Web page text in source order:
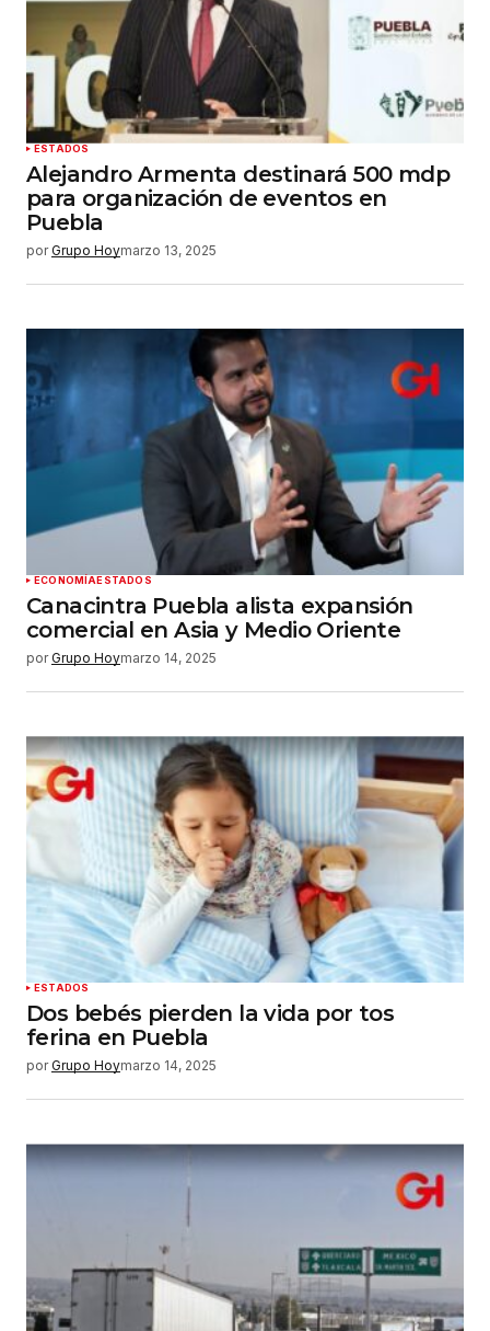
ESTADOS
Alejandro Armenta destinará 500 mdp
para organización de eventos en
Puebla
por Grupo Hoymarzo 13, 2025
ECONOMÍAESTADOS
Canacintra Puebla alista expansión
comercial en Asia y Medio Oriente
por Grupo Hoymarzo 14, 2025
ESTADOS
Dos bebés pierden la vida por tos
ferina en Puebla
por Grupo Hoymarzo 14, 2025